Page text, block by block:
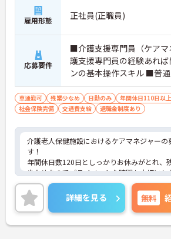
雇用形態 正社員(正職員)
応募要件
■介護支援専門員（ケア
護支援専門員の経験あれ
ンの基本操作スキル ■普
（AT限定可）
車通勤可 残業少なめ 日勤のみ 年間休日110日以上
社会保険完備
交通費支給 退職金制度あり
介護老人保健施設におけるケアマネジャーの
す！
年間休日数120日としっかりお休みがとれ、
少なめなのでプライベートな時間も大切にし
働けます！
ご興味ある方には、面接のポイントなど、さ
細をお話致しますのでお気軽にご相談くださ
詳細を見る 無料